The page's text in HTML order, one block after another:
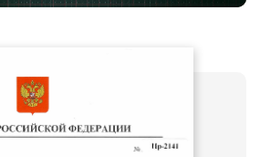
Славы 299й Харьковской